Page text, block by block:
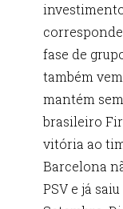
fase de
também
mantém
brasileiro
vitória ao
Barcelona
PSV e já